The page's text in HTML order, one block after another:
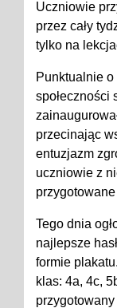
Uczniowie
przez cały
tylko na
Punktualnie
społeczności
przecinając
entuzjazm
uczniowie z
Tego dnia
najlepsze
formie
klas: 4a, 4c,